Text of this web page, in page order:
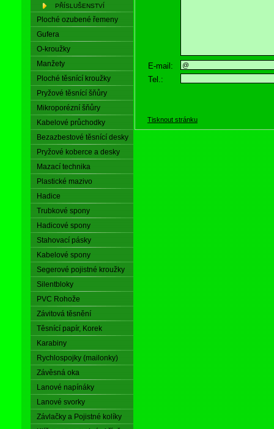
PŘÍSLUŠENSTVÍ
Ploché ozubené řemeny
Gufera
O-kroužky
Manžety
Ploché těsnící kroužky
Pryžové těsnící šňůry
Mikroporézní šňůry
Kabelové průchodky
Bezazbestové těsnící desky
Pryžové koberce a desky
Mazací technika
Plastické mazivo
Hadice
Trubkové spony
Hadicové spony
Stahovací pásky
Kabelové spony
Segerové pojistné kroužky
Silentbloky
PVC Rohože
Závitová těsnění
Těsnící papír, Korek
Karabiny
Rychlospojky (mailonky)
Závěsná oka
Lanové napínáky
Lanové svorky
Závlačky a Pojistné kolíky
E-mail:
Tel.:
Tisknout stránku